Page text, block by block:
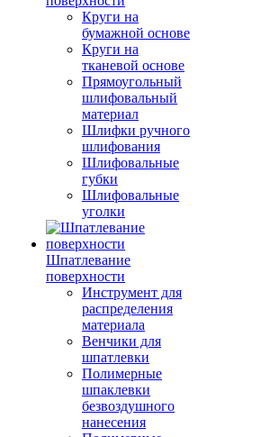
Круги на
бумажной основе
Круги на
тканевой основе
Прямоугольный
шлифовальный
материал
Шлифки ручного
шлифования
Шлифовальные
губки
Шлифовальные
уголки
Шпатлевание
поверхности
Инструмент для
распределения
материала
Венчики для
шпатлевки
Полимерные
шпаклевки
безвоздушного
нанесения